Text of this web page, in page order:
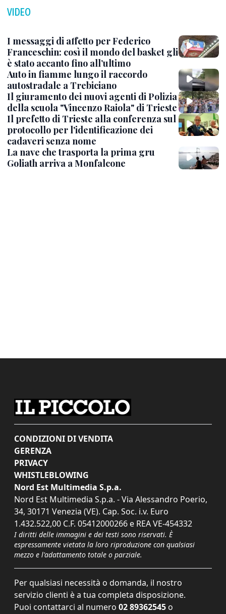
VIDEO
I messaggi di affetto per Federico
Franceschin: così il mondo del basket gli
è stato accanto fino all’ultimo
Auto in fiamme lungo il raccordo
autostradale a Trebiciano
Il giuramento dei nuovi agenti di Polizia
della scuola "Vincenzo Raiola" di Trieste
Il prefetto di Trieste alla conferenza sul
protocollo per l'identificazione dei
cadaveri senza nome
La nave che trasporta la prima gru
Goliath arriva a Monfalcone
CONDIZIONI DI VENDITA
GERENZA
PRIVACY
WHISTLEBLOWING
Nord Est Multimedia S.p.a.
Nord Est Multimedia S.p.a. - Via Alessandro Poerio,
34, 30171 Venezia (VE). Cap. Soc. i.v. Euro
1.432.522,00 C.F. 05412000266 e REA VE-454332
I diritti delle immagini e dei testi sono riservati. È
espressamente vietata la loro riproduzione con qualsiasi
mezzo e l'adattamento totale o parziale.
Per qualsiasi necessità o domanda, il nostro
servizio clienti è a tua completa disposizione.
Puoi contattarci al numero 02 89362545 o